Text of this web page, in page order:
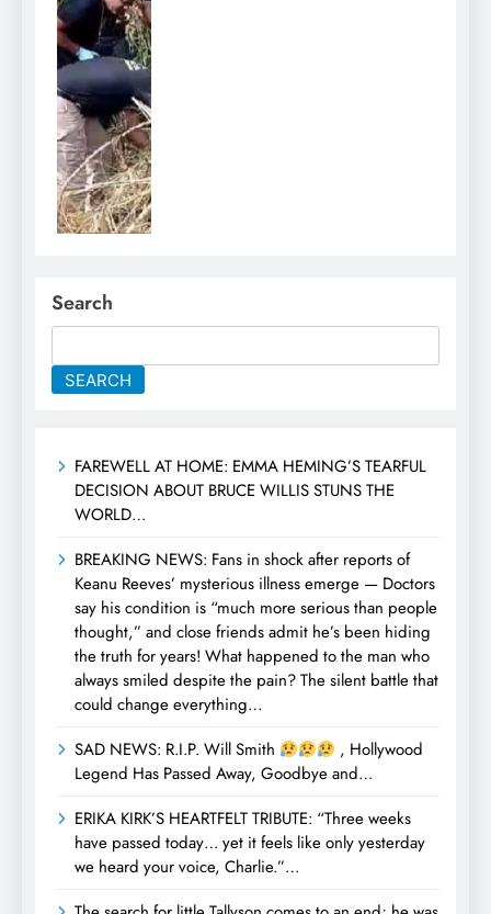
Search
SEARCH
FAREWELL AT HOME: EMMA HEMING’S TEARFUL
DECISION ABOUT BRUCE WILLIS STUNS THE
WORLD…
BREAKING NEWS: Fans in shock after reports of
Keanu Reeves’ mysterious illness emerge — Doctors
say his condition is “much more serious than people
thought,” and close friends admit he’s been hiding
the truth for years! What happened to the man who
always smiled despite the pain? The silent battle that
could change everything…
SAD NEWS: R.I.P. Will Smith
, Hollywood
Legend Has Passed Away, Goodbye and…
ERIKA KIRK’S HEARTFELT TRIBUTE: “Three weeks
have passed today… yet it feels like only yesterday
we heard your voice, Charlie.”…